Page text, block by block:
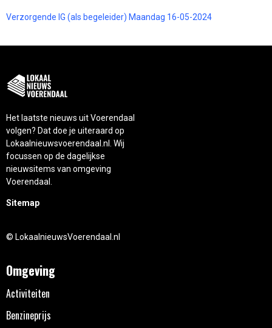
Verzorgende IG (als begeleider) Maandag 16-05-2024
Het laatste nieuws uit Voerendaal
volgen? Dat doe je uiteraard op
Lokaalnieuwsvoerendaal.nl. Wij
focussen op de dagelijkse
nieuwsitems van omgeving
Voerendaal.
Sitemap
© LokaalnieuwsVoerendaal.nl
Omgeving
Activiteiten
Benzineprijs